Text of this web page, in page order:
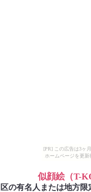
[PR] この広告は3ヶ
ホームページを更
似顔絵（T-
の有名人または地方